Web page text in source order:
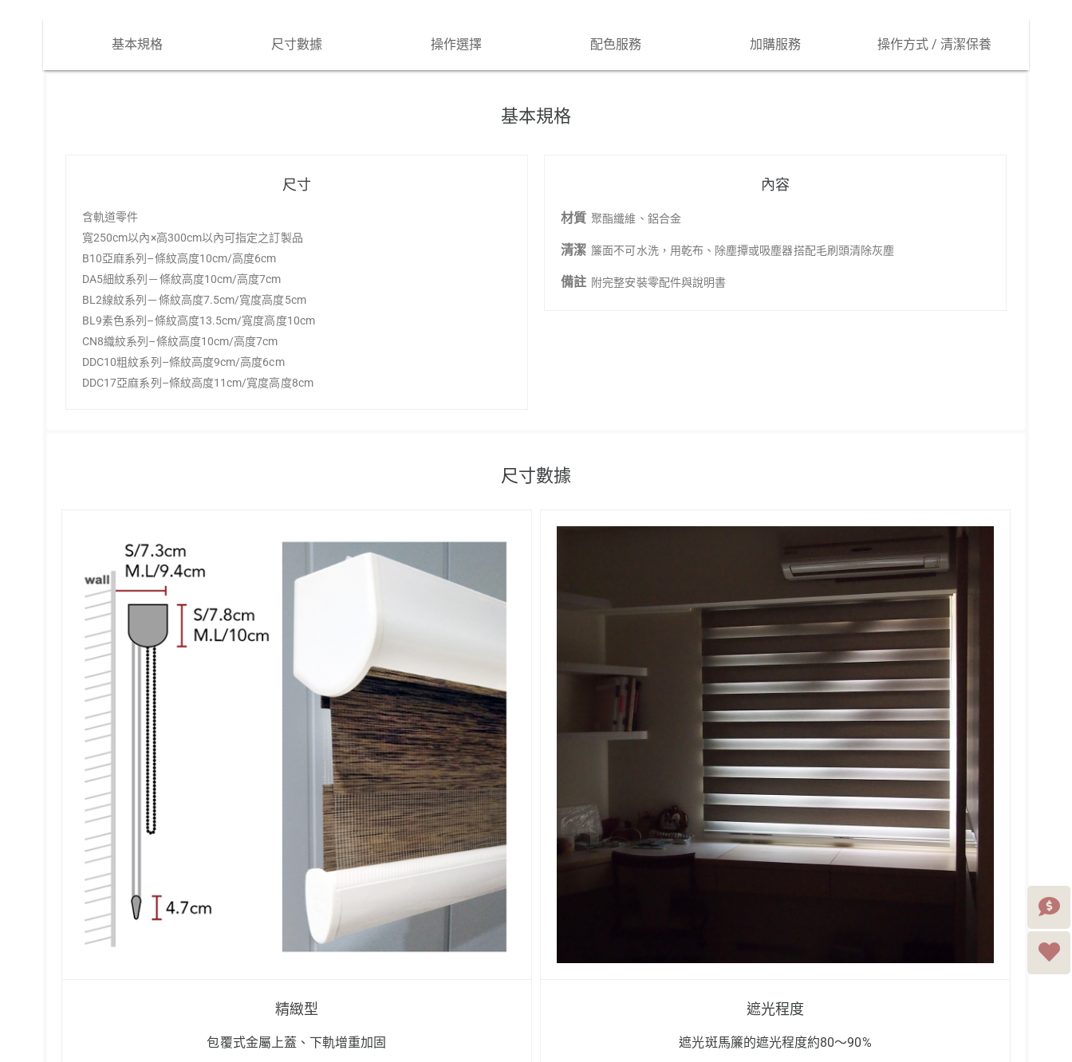
基本規格 尺寸數據 操作選擇 配色服務 加購服務 操作方式 / 清潔保養
基本規格
尺寸
含軌道零件
寬250cm以內×高300cm以內可指定之訂製品
B10亞麻系列–條紋高度10cm/高度6cm
DA5細紋系列－條紋高度10cm/高度7cm
BL2線紋系列－條紋高度7.5cm/寬度高度5cm
BL9素色系列–條紋高度13.5cm/寬度高度10cm
CN8織紋系列–條紋高度10cm/高度7cm
DDC10粗紋系列–條紋高度9cm/高度6cm
DDC17亞麻系列–條紋高度11cm/寬度高度8cm
內容
材質 聚酯纖維、鋁合金
清潔 簾面不可水洗，用乾布、除塵撢或吸塵器搭配毛刷頭清除灰塵
備註 附完整安裝零配件與說明書
尺寸數據
精緻型
包覆式金屬上蓋、下軌增重加固
遮光程度
遮光斑馬簾的遮光程度約80～90%